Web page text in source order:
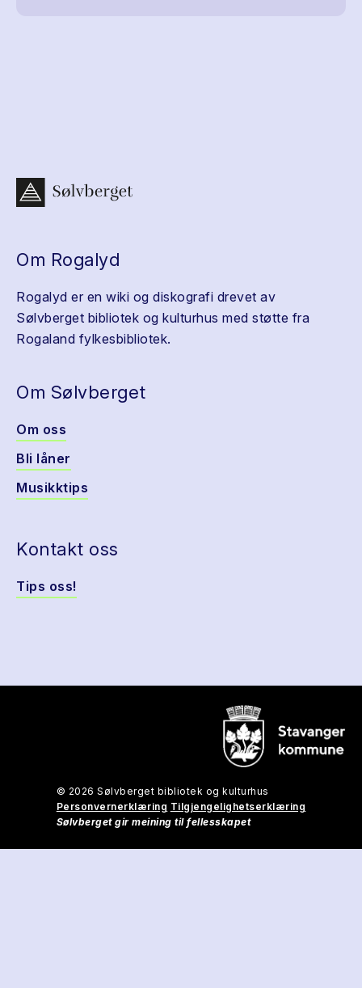
Om Rogalyd
Rogalyd er en wiki og diskografi drevet av
Sølvberget bibliotek og kulturhus med støtte fra
Rogaland fylkesbibliotek.
Om Sølvberget
Om oss
Bli låner
Musikktips
Kontakt oss
Tips oss!
© 2026 Sølvberget bibliotek og kulturhus
Personvernerklæring Tilgjengelighetserklæring
Sølvberget gir meining til fellesskapet